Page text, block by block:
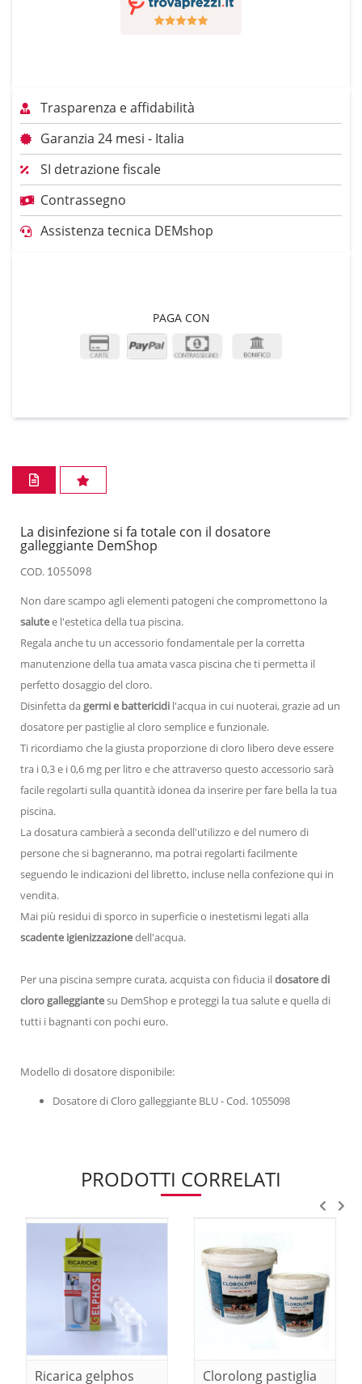
Trasparenza e affidabilità
Garanzia 24 mesi - Italia
SI detrazione fiscale
Contrassegno
Assistenza tecnica DEMshop
PAGA CON
La disinfezione si fa totale con il dosatore
galleggiante DemShop
COD. 1055098
Non dare scampo agli elementi patogeni che compromettono la
salutee l'estetica della tua piscina.
Regala anche tu un accessorio fondamentale per la corretta
manutenzione della tua amata vasca piscina che ti permetta il
perfetto dosaggio del cloro.
Disinfetta da germi e battericidi l'acqua in cui nuoterai, grazie ad un
dosatore per pastiglie al cloro semplice e funzionale.
Ti ricordiamo che la giusta proporzione di cloro libero deve essere
tra i 0,3 e i 0,6 mg per litro e che attraverso questo accessorio sarà
facile regolarti sulla quantità idonea da inserire per fare bella la tua
piscina.
La dosatura cambierà a seconda dell'utilizzo e del numero di
persone che si bagneranno, ma potrai regolarti facilmente
seguendo le indicazioni del libretto, incluse nella confezione qui in
vendita.
Mai più residui di sporco in superficie o inestetismi legati alla
scadente igienizzazionedell'acqua.
Per una piscina sempre curata, acquista con fiducia ildosatore di
cloro galleggiantesu DemShop e proteggi la tua salute e quella di
tutti i bagnanti con pochi euro.
Modello di dosatore disponibile:
Dosatore di Cloro galleggiante BLU - Cod. 1055098
PRODOTTI CORRELATI
Ricarica gelphos
Clorolong pastiglia